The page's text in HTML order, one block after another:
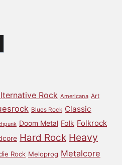
Rock Americana Art
Blues Rock Classic
Doom Metal Folk Folkrock
Hard Rock Heavy
Rock Meloprog Metalcore